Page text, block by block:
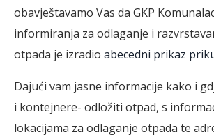
obavještavamo Vas da GKP
informiranja za odlaganje i
otpada je izradio abecedni prikaz
Dajući vam jasne informacije kako i
i kontejnere- odložiti otpad, s
lokacijama za odlaganje otpada te